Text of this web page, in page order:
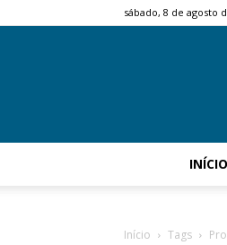
sábado, 8 de agosto
INÍCIO
Início Tags